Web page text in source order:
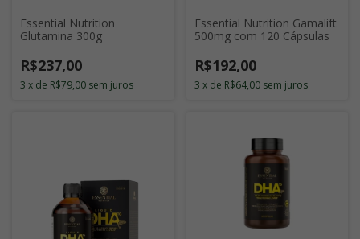
Essential Nutrition
Glutamina 300g
R$237,00
3 x de R$79,00 sem juros
Essential Nutrition Gamalift
500mg com 120 Cápsulas
R$192,00
3 x de R$64,00 sem juros